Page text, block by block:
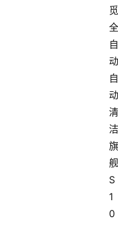
觅
全
自
动
自
动
清
洁
旗
舰
S
1
0